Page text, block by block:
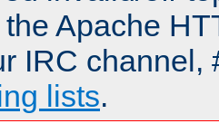
Apache
IRC channel,
lists.